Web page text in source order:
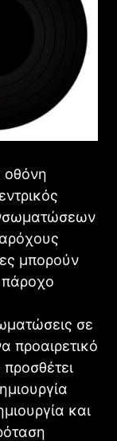
οθόνη
μπορούν
σε
προαιρετικό
και